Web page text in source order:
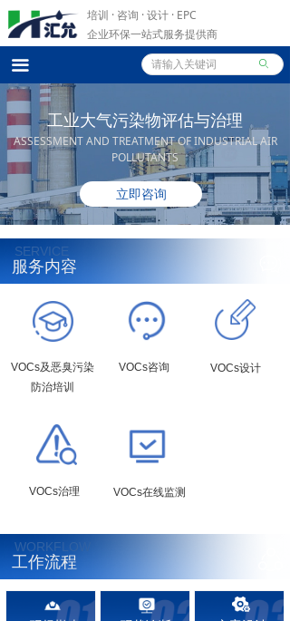
ꄙ
끀
培训 · 咨询 · 设计 · EPC
企业环保一站式服务提供商
工业大气污染物评估与治理
ASSESSMENT AND TREATMENT OF INDUSTRIAL AIR
POLLUTANTS
立即咨询
服务内容
SERVICE
VOCs及恶臭污染
防治培训
VOCs咨询 VOCs设计
VOCs治理 VOCs在线监测
工作流程
WORKFLOW